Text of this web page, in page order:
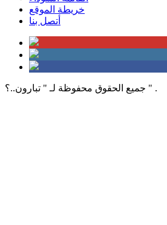
خريطة الموقع
أتصل بنا
جميع الحقوق محفوظة لـ " تبارون..؟ " .